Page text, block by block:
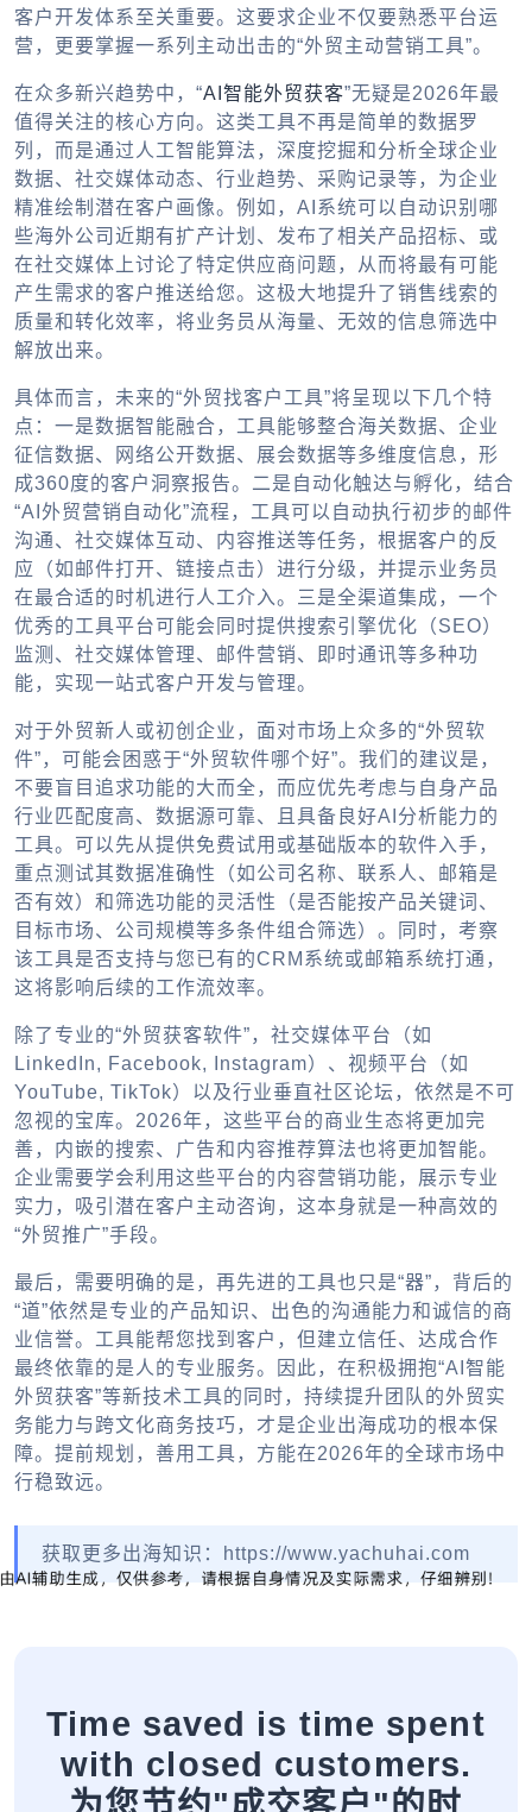
客户开发体系至关重要。这要求企业不仅要熟悉平台运
营，更要掌握一系列主动出击的“外贸主动营销工具”。
在众多新兴趋势中，“AI智能外贸获客”无疑是2026年最
值得关注的核心方向。这类工具不再是简单的数据罗
列，而是通过人工智能算法，深度挖掘和分析全球企业
数据、社交媒体动态、行业趋势、采购记录等，为企业
精准绘制潜在客户画像。例如，AI系统可以自动识别哪
些海外公司近期有扩产计划、发布了相关产品招标、或
在社交媒体上讨论了特定供应商问题，从而将最有可能
产生需求的客户推送给您。这极大地提升了销售线索的
质量和转化效率，将业务员从海量、无效的信息筛选中
解放出来。
具体而言，未来的“外贸找客户工具”将呈现以下几个特
点：一是数据智能融合，工具能够整合海关数据、企业
征信数据、网络公开数据、展会数据等多维度信息，形
成360度的客户洞察报告。二是自动化触达与孵化，结合
“AI外贸营销自动化”流程，工具可以自动执行初步的邮件
沟通、社交媒体互动、内容推送等任务，根据客户的反
应（如邮件打开、链接点击）进行分级，并提示业务员
在最合适的时机进行人工介入。三是全渠道集成，一个
优秀的工具平台可能会同时提供搜索引擎优化（SEO）
监测、社交媒体管理、邮件营销、即时通讯等多种功
能，实现一站式客户开发与管理。
对于外贸新人或初创企业，面对市场上众多的“外贸软
件”，可能会困惑于“外贸软件哪个好”。我们的建议是，
不要盲目追求功能的大而全，而应优先考虑与自身产品
行业匹配度高、数据源可靠、且具备良好AI分析能力的
工具。可以先从提供免费试用或基础版本的软件入手，
重点测试其数据准确性（如公司名称、联系人、邮箱是
否有效）和筛选功能的灵活性（是否能按产品关键词、
目标市场、公司规模等多条件组合筛选）。同时，考察
该工具是否支持与您已有的CRM系统或邮箱系统打通，
这将影响后续的工作流效率。
除了专业的“外贸获客软件”，社交媒体平台（如
LinkedIn, Facebook, Instagram）、视频平台（如
YouTube, TikTok）以及行业垂直社区论坛，依然是不可
忽视的宝库。2026年，这些平台的商业生态将更加完
善，内嵌的搜索、广告和内容推荐算法也将更加智能。
企业需要学会利用这些平台的内容营销功能，展示专业
实力，吸引潜在客户主动咨询，这本身就是一种高效的
“外贸推广”手段。
最后，需要明确的是，再先进的工具也只是“器”，背后的
“道”依然是专业的产品知识、出色的沟通能力和诚信的商
业信誉。工具能帮您找到客户，但建立信任、达成合作
最终依靠的是人的专业服务。因此，在积极拥抱“AI智能
外贸获客”等新技术工具的同时，持续提升团队的外贸实
务能力与跨文化商务技巧，才是企业出海成功的根本保
障。提前规划，善用工具，方能在2026年的全球市场中
行稳致远。
获取更多出海知识：https://www.yachuhai.com
Time saved is time spent
with closed customers.
为您节约"成交客户"的时